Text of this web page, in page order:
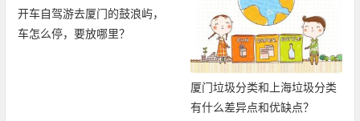
开车自驾游去厦门的鼓浪屿，
车怎么停，要放哪里？
厦门垃圾分类和上海垃圾分类
有什么差异点和优缺点？